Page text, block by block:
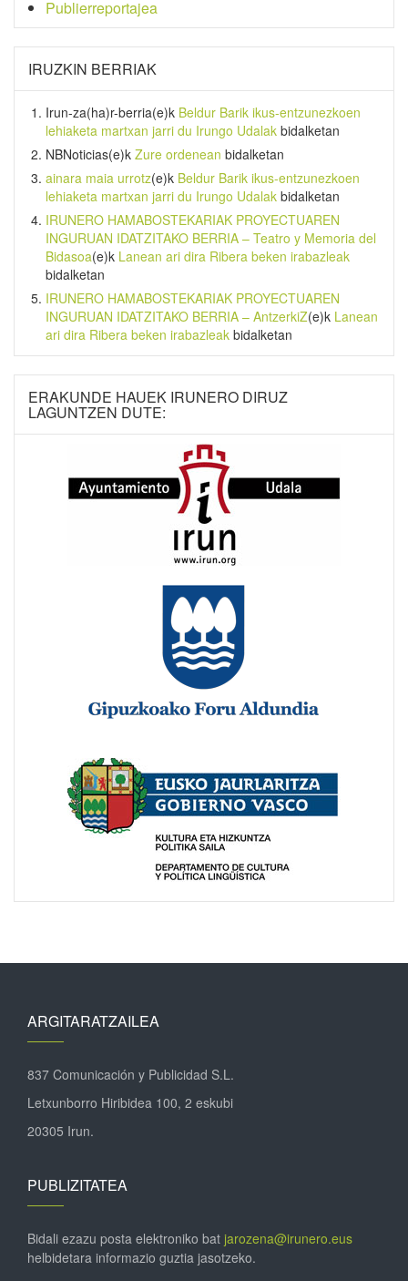
Publierreportajea
IRUZKIN BERRIAK
Irun-za(ha)r-berria(e)k Beldur Barik ikus-entzunezkoen
lehiaketa martxan jarri du Irungo Udalak bidalketan
NBNoticias(e)k Zure ordenean bidalketan
ainara maia urrotz(e)k Beldur Barik ikus-entzunezkoen
lehiaketa martxan jarri du Irungo Udalak bidalketan
IRUNERO HAMABOSTEKARIAK PROYECTUAREN
INGURUAN IDATZITAKO BERRIA – Teatro y Memoria del
Bidasoa(e)k Lanean ari dira Ribera beken irabazleak
bidalketan
IRUNERO HAMABOSTEKARIAK PROYECTUAREN
INGURUAN IDATZITAKO BERRIA – AntzerkiZ(e)k Lanean
ari dira Ribera beken irabazleak bidalketan
ERAKUNDE HAUEK IRUNERO DIRUZ
LAGUNTZEN DUTE:
ARGITARATZAILEA
837 Comunicación y Publicidad S.L.
Letxunborro Hiribidea 100, 2 eskubi
20305 Irun.
PUBLIZITATEA
Bidali ezazu posta elektroniko bat jarozena@irunero.eus
helbidetara informazio guztia jasotzeko.